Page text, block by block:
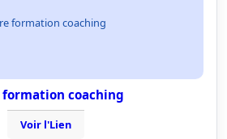
formation coaching
coaching
Voir l'Lien